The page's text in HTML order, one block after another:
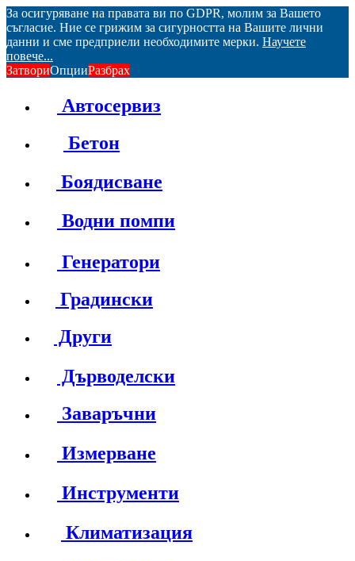
За осигуряване на правата ви по GDPR, молим за Вашето
съгласие. Ние се грижим за сигурността на Вашите лични
данни и сме предприели необходимите мерки. Научете
повече...
ЗатвориОпцииРазбрах
Автосервиз
Бетон
Боядисване
Водни помпи
Генератори
Градински
Други
Дърводелски
Заваръчни
Измерване
Инструменти
Климатизация